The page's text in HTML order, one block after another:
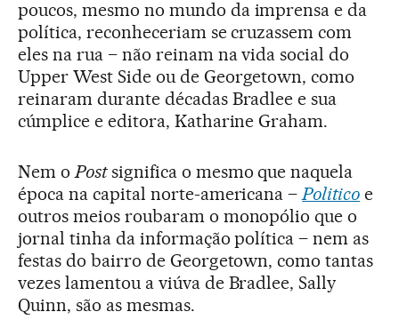
poucos, mesmo no mundo da imprensa e da
política, reconheceriam se cruzassem com
eles na rua – não reinam na vida social do
Upper West Side ou de Georgetown, como
reinaram durante décadas Bradlee e sua
cúmplice e editora, Katharine Graham.
Nem oPostsignifica o mesmo que naquela
época na capital norte-americana –Politico e
outros meios roubaram o monopólio que o
jornal tinha da informação política – nem as
festas do bairro de Georgetown, como tantas
vezes lamentou a viúva de Bradlee, Sally
Quinn, são as mesmas.